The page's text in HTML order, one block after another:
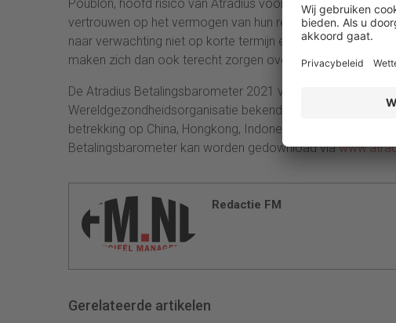
Poublon, hoofd risico van Atradius voor de regio Azië-
vertrouwen op het vermogen van hun regering om de
naar verwachting niet op korte termijn een verbetering
maken zich dan ook terecht zorgen over een verdere
De Atradius Betalingsbarometer 2021 voor Azië is verricht
Wereldgezondheidsorganisatie bekendmaakt dat sprake
betrekking op China, Hongkong, Indonesië, Singapore,
Betalingsbarometer kan worden gedownload via
Redactie FM
Gerelateerde artikelen